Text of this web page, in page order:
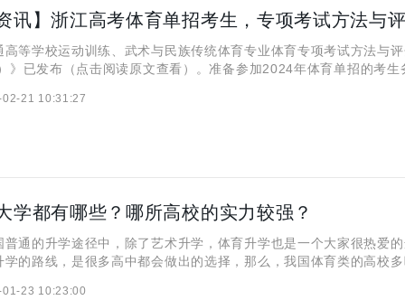
学校运动训练、武术与民族传统体育专业体育专项考试方法与评
》已发布（点击阅读原文查看）。准备参加2024年体育单招的考生
项考试成绩满分为100分。 二、体育专项考试项目
21 10:31:27
学都有哪些？哪所高校的实力较强？
的升学途径中，除了艺术升学，体育升学也是一个大家很热爱的
学的路线，是很多高中都会做出的选择，那么，我国体育类的高校多
23 10:23:00